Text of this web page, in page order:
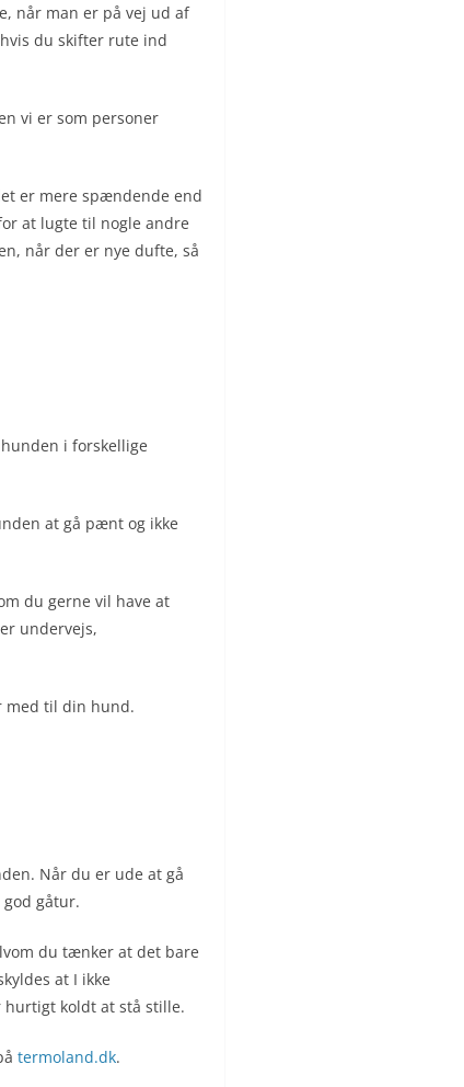
når man er på vej ud af
du skifter rute ind
vi er som personer
er mere spændende end
at lugte til nogle andre
når der er nye dufte, så
i forskellige
at gå pænt og ikke
du gerne vil have at
undervejs,
med til din hund.
Når du er ude at gå
gåtur.
du tænker at det bare
at I ikke
hurtigt koldt at stå stille.
termoland.dk.